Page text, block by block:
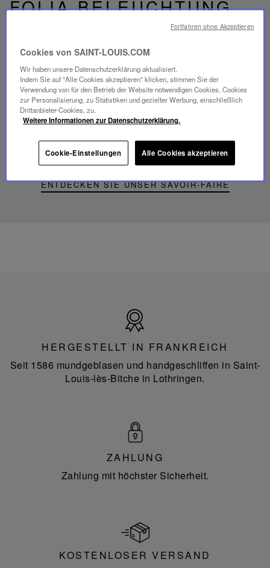
FOLIA BELEUCHTUNG
ENTDECKEN SIE UNSER SAVOIR-FAIRE
Video
abspielen
YouTube-
Folia
Portable-
Lampe
Frankreich
HERGESTELLT IN FRANKREICH
Seit 1586 mundgeblasen und handgeschliffen in Saint-
Louis-lès-Bitche in Lothringen.
ZAHLUNG
Zahlung mit höchster Sicherheit.
KOSTENLOSER VERSAND
Cookies von SAINT-LOUIS.COM
Wir haben unsere Datenschutzerklärung aktualisiert.
Indem Sie auf "Alle Cookies akzeptieren" klicken, stimmen Sie der
Verwendung von für den Betrieb der Website notwendigen Cookies, Cookies
zur Personalisierung, zu Statistiken und gezielter Werbung, einschließlich
Drittanbieter-Cookies, zu.
Weitere Informationen zur Datenschutzerklärung.
Cookie-Einstellungen Alle Cookies akzeptieren
Fortfahren ohne Akzeptieren